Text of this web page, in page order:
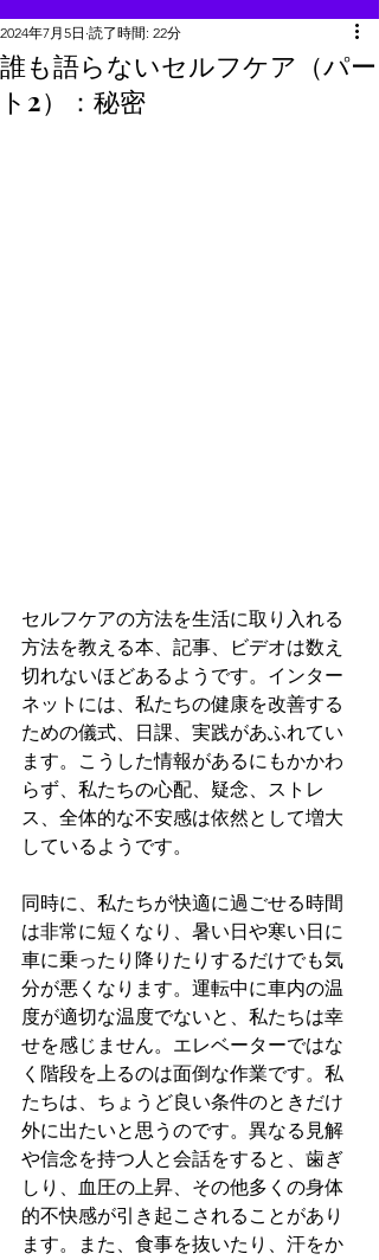
誰も語らないセルフケア（パー
ト2）：秘密
2024年7月5日 読了時間: 22分
セルフケアの方法を生活に取り入れる
方法を教える本、記事、ビデオは数え
切れないほどあるようです。インター
ネットには、私たちの健康を改善する
ための儀式、日課、実践があふれてい
ます。こうした情報があるにもかかわ
らず、私たちの心配、疑念、ストレ
ス、全体的な不安感は依然として増大
しているようです。
同時に、私たちが快適に過ごせる時間
は非常に短くなり、暑い日や寒い日に
車に乗ったり降りたりするだけでも気
分が悪くなります。運転中に車内の温
度が適切な温度でないと、私たちは幸
せを感じません。エレベーターではな
く階段を上るのは面倒な作業です。私
たちは、ちょうど良い条件のときだけ
外に出たいと思うのです。異なる見解
や信念を持つ人と会話をすると、歯ぎ
しり、血圧の上昇、その他多くの身体
的不快感が引き起こされることがあり
ます。また、食事を抜いたり、汗をか